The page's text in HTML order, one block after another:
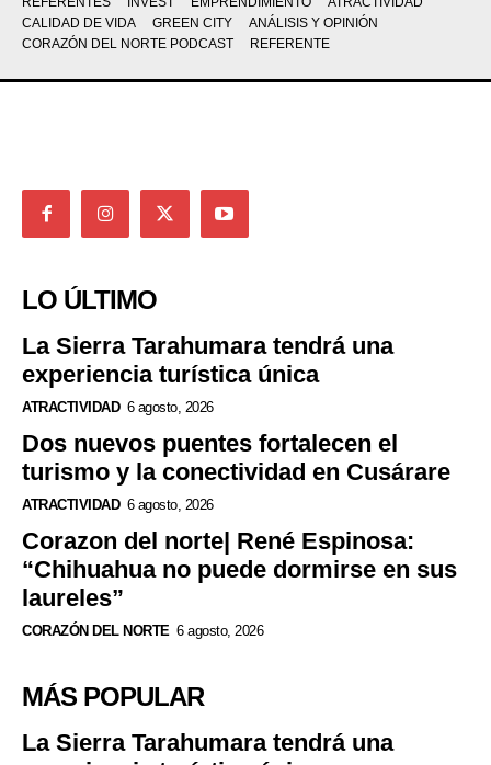
CALIDAD DE VIDA
GREEN CITY
ANÁLISIS Y OPINIÓN
CORAZÓN DEL NORTE PODCAST
REFERENTE
LO ÚLTIMO
La Sierra Tarahumara tendrá una
experiencia turística única
ATRACTIVIDAD 6 agosto, 2026
Dos nuevos puentes fortalecen el
turismo y la conectividad en Cusárare
ATRACTIVIDAD 6 agosto, 2026
Corazon del norte| René Espinosa:
“Chihuahua no puede dormirse en sus
laureles”
CORAZÓN DEL NORTE 6 agosto, 2026
MÁS POPULAR
La Sierra Tarahumara tendrá una